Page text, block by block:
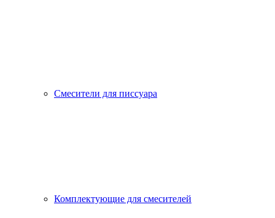
Смесители для писсуара
Комплектующие для смесителей